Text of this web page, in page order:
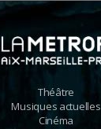
Théâtre
Musiques actuelles
Cinéma